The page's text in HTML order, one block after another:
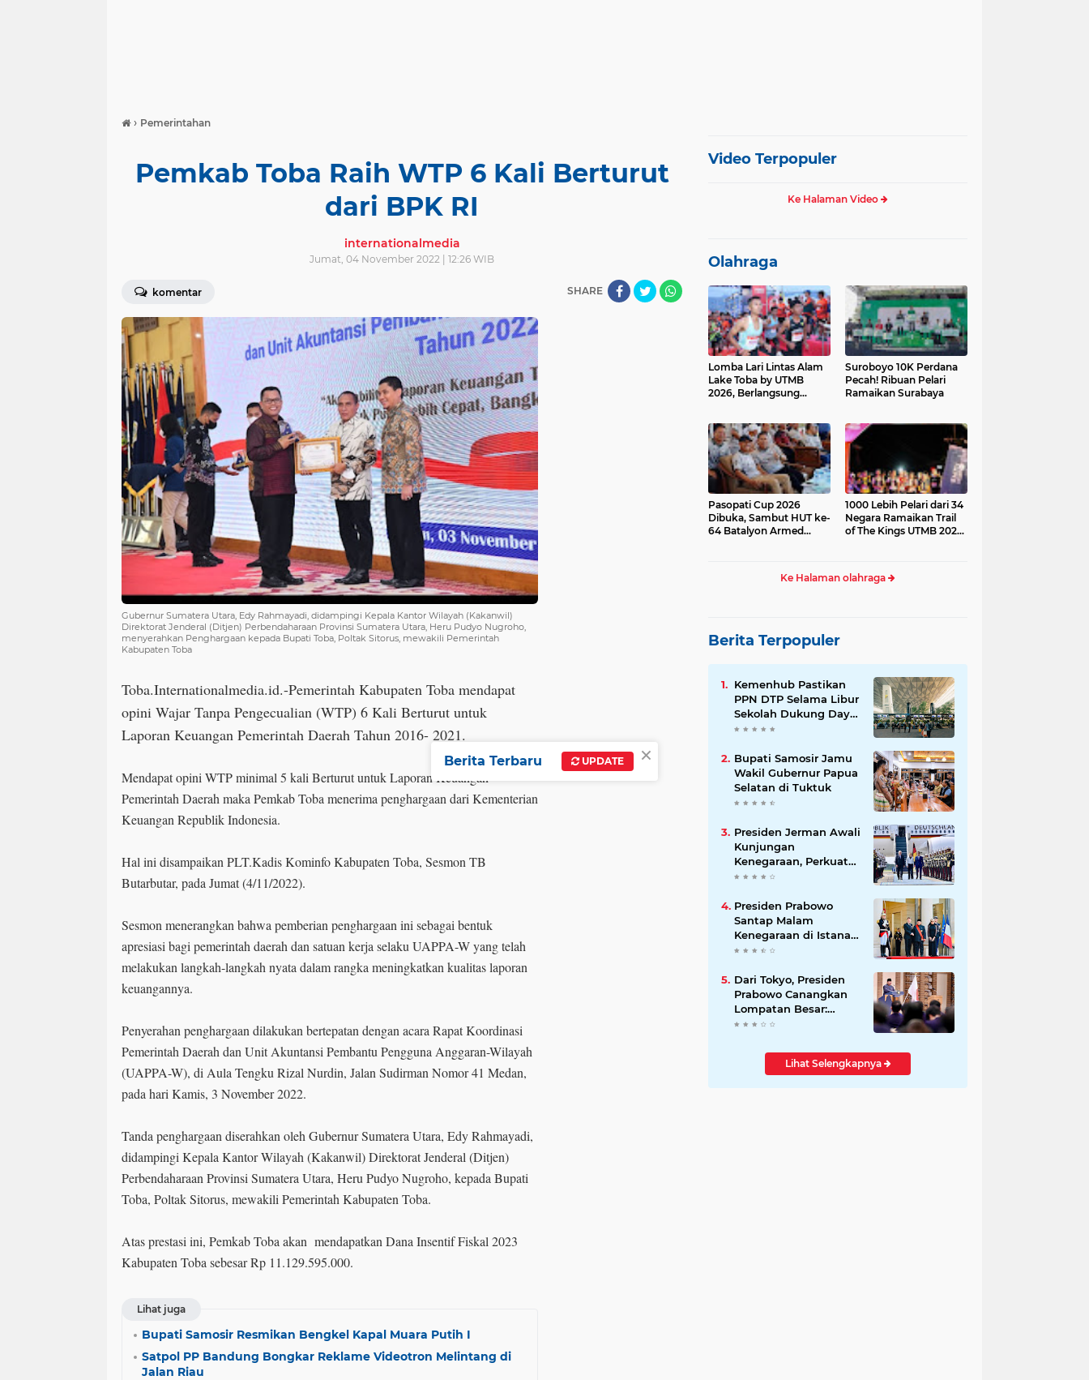
› Pemerintahan
Pemkab Toba Raih WTP 6 Kali Berturut
dari BPK RI
internationalmedia
Jumat, 04 November 2022 | 12:26 WIB
komentar SHARE
Gubernur Sumatera Utara, Edy Rahmayadi, didampingi Kepala Kantor Wilayah (Kakanwil)
Direktorat Jenderal (Ditjen) Perbendaharaan Provinsi Sumatera Utara, Heru Pudyo Nugroho,
menyerahkan Penghargaan kepada Bupati Toba, Poltak Sitorus, mewakili Pemerintah
Kabupaten Toba
Toba.Internationalmedia.id.-Pemerintah Kabupaten Toba mendapat
opini Wajar Tanpa Pengecualian (WTP) 6 Kali Berturut untuk
Laporan Keuangan Pemerintah Daerah Tahun 2016- 2021.
Mendapat opini WTP minimal 5 kali Berturut untuk Laporan Keuangan
Pemerintah Daerah maka Pemkab Toba menerima penghargaan dari Kementerian
Keuangan Republik Indonesia.
Hal ini disampaikan PLT.Kadis Kominfo Kabupaten Toba, Sesmon TB
Butarbutar, pada Jumat (4/11/2022).
Sesmon menerangkan bahwa pemberian penghargaan ini sebagai bentuk
apresiasi bagi pemerintah daerah dan satuan kerja selaku UAPPA-W yang telah
melakukan langkah-langkah nyata dalam rangka meningkatkan kualitas laporan
keuangannya.
Penyerahan penghargaan dilakukan bertepatan dengan acara Rapat Koordinasi
Pemerintah Daerah dan Unit Akuntansi Pembantu Pengguna Anggaran-Wilayah
(UAPPA-W), di Aula Tengku Rizal Nurdin, Jalan Sudirman Nomor 41 Medan,
pada hari Kamis, 3 November 2022.
Tanda penghargaan diserahkan oleh Gubernur Sumatera Utara, Edy Rahmayadi,
didampingi Kepala Kantor Wilayah (Kakanwil) Direktorat Jenderal (Ditjen)
Perbendaharaan Provinsi Sumatera Utara, Heru Pudyo Nugroho, kepada Bupati
Toba, Poltak Sitorus, mewakili Pemerintah Kabupaten Toba.
Atas prestasi ini, Pemkab Toba akan mendapatkan Dana Insentif Fiskal 2023
Kabupaten Toba sebesar Rp 11.129.595.000.
Lihat juga
Bupati Samosir Resmikan Bengkel Kapal Muara Putih I
Satpol PP Bandung Bongkar Reklame Videotron Melintang di
Jalan Riau
Video Terpopuler
Ke Halaman Video
Olahraga
Lomba Lari Lintas Alam
Lake Toba by UTMB
2026, Berlangsung
Suroboyo 10K Perdana
Pecah! Ribuan Pelari
Ramaikan Surabaya
Pasopati Cup 2026
Dibuka, Sambut HUT ke-
64 Batalyon Armed
1000 Lebih Pelari dari 34
Negara Ramaikan Trail
of The Kings UTMB 2026
Ke Halaman olahraga
Berita Terpopuler
Kemenhub Pastikan
PPN DTP Selama Libur
Sekolah Dukung Daya
Beli Masyarakat
Bupati Samosir Jamu
Wakil Gubernur Papua
Selatan di Tuktuk
Presiden Jerman Awali
Kunjungan
Kenegaraan, Perkuat
Kemitraan Strategis
Presiden Prabowo
Santap Malam
Kenegaraan di Istana
Élysée Paris
Dari Tokyo, Presiden
Prabowo Canangkan
Lompatan Besar:
Energi Hijau, Hilirisasi,
Ekonomi
Lihat Selengkapnya
×
Berita Terbaru UPDATE